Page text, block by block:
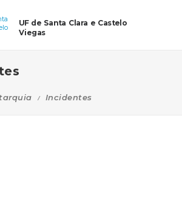
UF de Santa Clara e Castelo
Viegas
Incidentes